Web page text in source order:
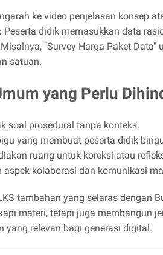
ke video penjelasan konsep
Peserta didik memasukkan data
Misalnya, "Survey Harga Paket
satuan.
yang Perlu
soal prosedural tanpa konteks.
yang membuat peserta didik
ruang untuk koreksi atau
aspek kolaborasi dan komunikasi
tambahan yang selaras dengan
materi, tetapi juga membangun
yang relevan bagi generasi digital.